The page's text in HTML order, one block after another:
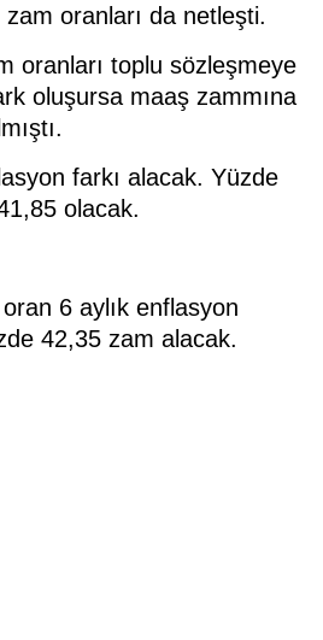
zam oranları da netleşti.
oranları toplu sözleşmeye
oluşursa maaş zammına
farkı alacak. Yüzde
olacak.
6 aylık enflasyon
42,35 zam alacak.